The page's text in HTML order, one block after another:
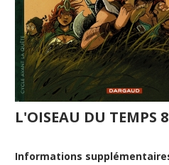
L'OISEAU DU TEMPS
Informations